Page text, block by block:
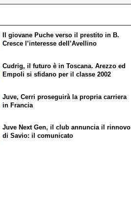
Il giovane Puche verso il prestito in B.
Cresce l’interesse dell’Avellino
Cudrig, il futuro è in Toscana. Arezzo ed
Empoli si sfidano per il classe 2002
Juve, Cerri proseguirà la propria carriera
in Francia
Juve Next Gen, il club annuncia il rinnovo
di Savio: il comunicato